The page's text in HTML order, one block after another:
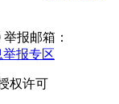
报邮箱：
报专区
权许可